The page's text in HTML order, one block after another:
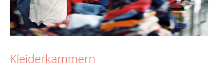
Kleiderkammern